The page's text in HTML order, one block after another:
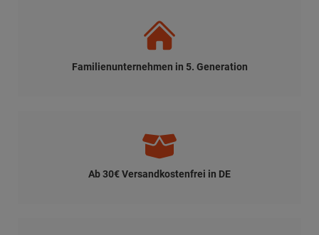
Familienunternehmen in 5. Generation
Ab 30€ Versandkostenfrei in DE